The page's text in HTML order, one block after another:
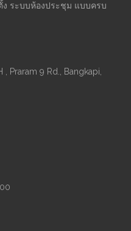
ระบบห้องประชุม แบบครบ
Praram 9 Rd., Bangkapi,